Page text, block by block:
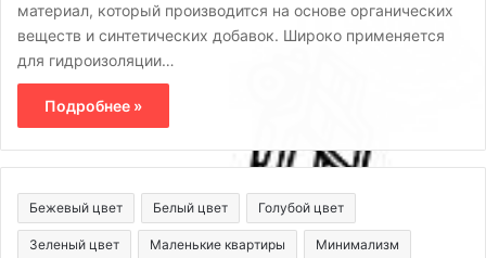
материал, который производится на основе органических
веществ и синтетических добавок. Широко применяется
для гидроизоляции…
Подробнее »
Бежевый цвет Белый цвет Голубой цвет
Зеленый цвет Маленькие квартиры Минимализм